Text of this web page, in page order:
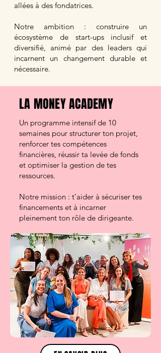
allées à des fondatrices.
Notre ambition : construire un
écosystème de start-ups inclusif et
diversifié, animé par des leaders qui
incarnent un changement durable et
nécessaire.
LA MONEY ACADEMY
Un programme intensif de 10
semaines pour structurer ton projet,
renforcer tes compétences
financières, réussir ta levée de fonds
et optimiser la gestion de tes
ressources.
Notre mission : t’aider à sécuriser tes
financements et à incarner
pleinement ton rôle de dirigeante.